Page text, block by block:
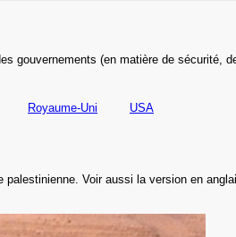
gouvernements (en matière de sécurité,
Royaume-Uni USA
palestinienne. Voir aussi la version en